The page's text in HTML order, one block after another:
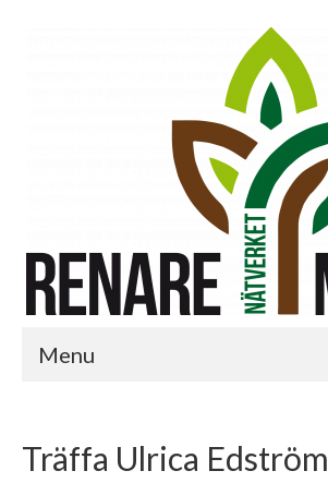
Menu
Träffa Ulrica Edström